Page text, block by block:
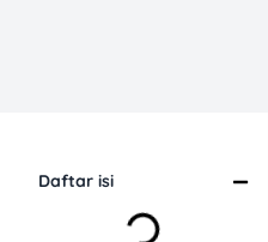
Daftar isi